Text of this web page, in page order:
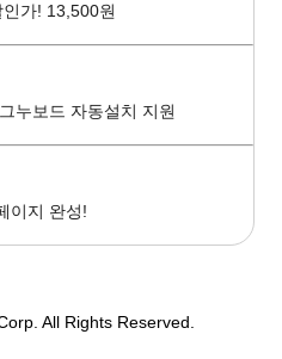
가! 13,500원
누보드 자동설치 지원
이지 완성!
All Rights Reserved.